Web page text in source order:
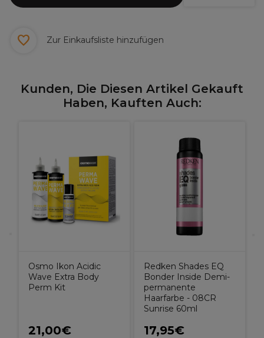
Zur Einkaufsliste hinzufügen
Kunden, Die Diesen Artikel Gekauft
Haben, Kauften Auch:
Osmo Ikon Acidic
Wave Extra Body
Perm Kit
21,00€
Redken Shades EQ
Bonder Inside Demi-
permanente
Haarfarbe - 08CR
Sunrise 60ml
17,95€